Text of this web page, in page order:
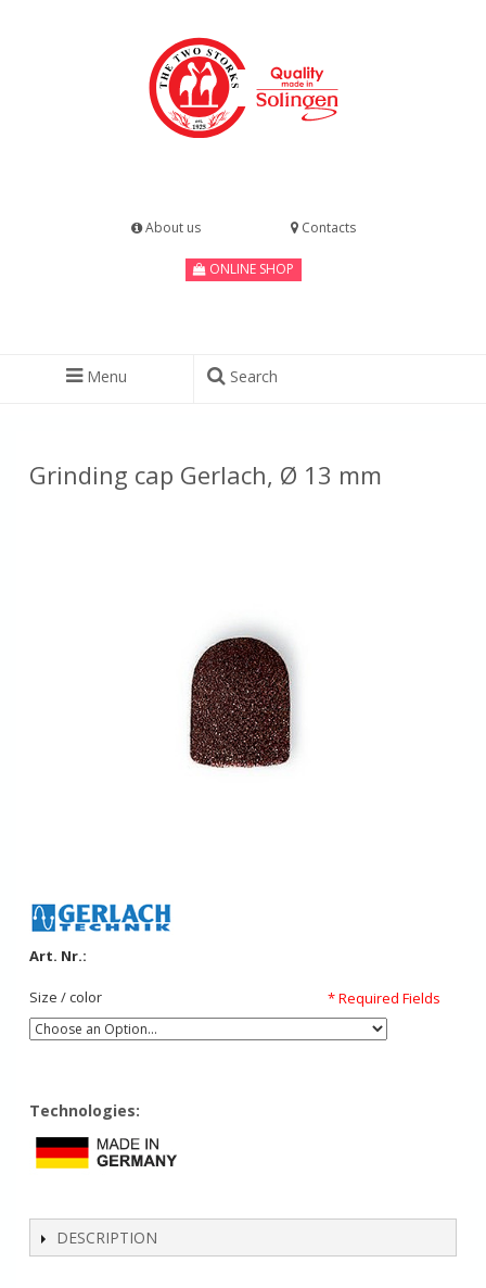
About us Contacts
ONLINE SHOP
Menu Search
Grinding cap Gerlach, Ø 13 mm
Art. Nr.:
Size / color * Required Fields
Technologies:
DESCRIPTION